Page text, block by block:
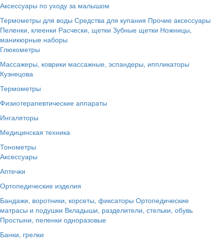
Аксессуары по уходу за малышом
Термометры для воды Средства для купания Прочие аксессуары
Пеленки, клеенки Расчески, щетки Зубные щетки Ножницы,
маникюрные наборы
Глюкометры
Массажеры, коврики массажные, эспандеры, иппликаторы
Кузнецова
Термометры
Физиотерапевтические аппараты
Ингаляторы
Медицинская техника
Тонометры
Аксессуары
Аптечки
Ортопедические изделия
Бандажи, воротники, корсеты, фиксаторы Ортопедические
матрасы и подушки Вкладыши, разделители, стельки, обувь
Простыни, пеленки одноразовые
Банки, грелки